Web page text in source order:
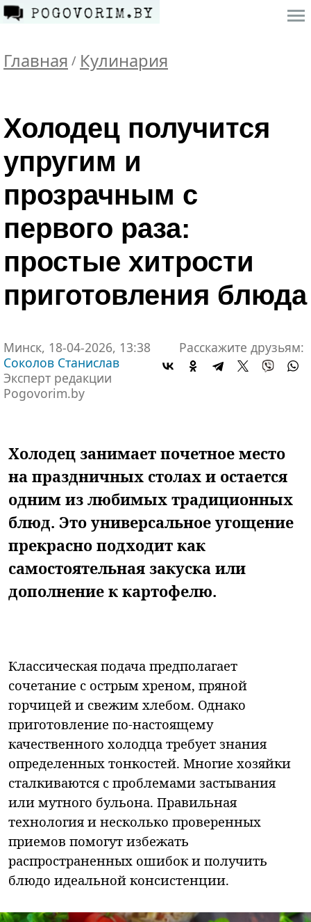
Главная / Кулинария
Холодец получится
упругим и
прозрачным с
первого раза:
простые хитрости
приготовления блюда
Минск, 18-04-2026, 13:38
Соколов Станислав
Эксперт редакции
Pogovorim.by
Расскажите друзьям:
Холодец занимает почетное место
на праздничных столах и остается
одним из любимых традиционных
блюд. Это универсальное угощение
прекрасно подходит как
самостоятельная закуска или
дополнение к картофелю.
Классическая подача предполагает
сочетание с острым хреном, пряной
горчицей и свежим хлебом. Однако
приготовление по-настоящему
качественного холодца требует знания
определенных тонкостей. Многие хозяйки
сталкиваются с проблемами застывания
или мутного бульона. Правильная
технология и несколько проверенных
приемов помогут избежать
распространенных ошибок и получить
блюдо идеальной консистенции.